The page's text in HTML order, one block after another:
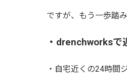
ですが、もう一歩踏み
・drenchworks
・自宅近くの24時間